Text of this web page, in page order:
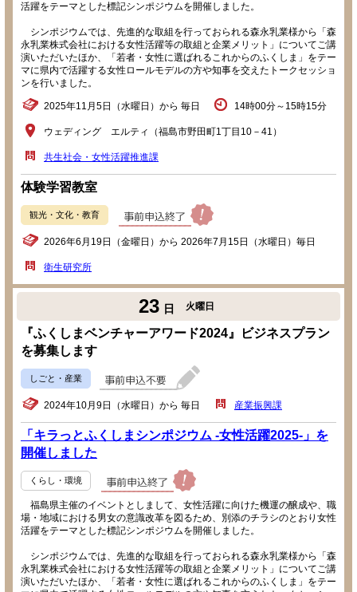
活躍をテーマとした標記シンポジウムを開催しました。
シンポジウムでは、先進的な取組を行っておられる森永乳業様から「森
永乳業株式会社における女性活躍等の取組と企業メリット」についてご講
演いただいたほか、「若者・女性に選ばれるこれからのふくしま」をテー
マに県内で活躍する女性ロールモデルの方や知事を交えたトークセッショ
ンを行いました。
2025年11月5日（水曜日）から 毎日 14時00分～15時15分
ウェディング エルティ（福島市野田町1丁目10－41）
共生社会・女性活躍推進課
体験学習教室
観光・文化・教育
2026年6月19日（金曜日）から 2026年7月15日（水曜日）毎日
衛生研究所
23 日 火曜日
『ふくしまベンチャーアワード2024』ビジネスプラン
を募集します
しごと・産業
2024年10月9日（水曜日）から 毎日 産業振興課
「キラっとふくしまシンポジウム -女性活躍2025-」を
開催しました
くらし・環境
福島県主催のイベントとしまして、女性活躍に向けた機運の醸成や、職
場・地域における男女の意識改革を図るため、別添のチラシのとおり女性
活躍をテーマとした標記シンポジウムを開催しました。
シンポジウムでは、先進的な取組を行っておられる森永乳業様から「森
永乳業株式会社における女性活躍等の取組と企業メリット」についてご講
演いただいたほか、「若者・女性に選ばれるこれからのふくしま」をテー